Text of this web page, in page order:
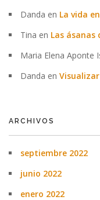
Danda en La vida
Tina en Las ásanas
Maria Elena Aponte
Danda en
ARCHIVOS
septiembre 2022
junio 2022
enero 2022